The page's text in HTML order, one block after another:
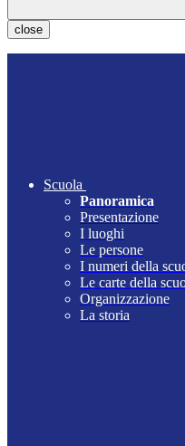
close
Scuola
Panoramica
Presentazione
I luoghi
Le persone
I numeri della
Le carte della
Organizzazione
La storia